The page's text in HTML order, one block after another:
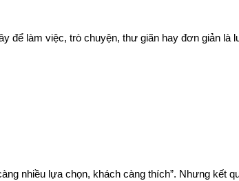
để làm việc, trò chuyện, thư giãn hay đơn giản là
nhiều lựa chọn, khách càng thích”. Nhưng kết